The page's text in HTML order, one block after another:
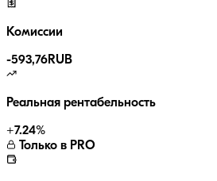
Комиссии
-593,76RUB
Реальная рентабельность
+7.24%
Только в PRO